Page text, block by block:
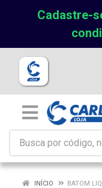
Cadastre-
INÍCIO BATOM